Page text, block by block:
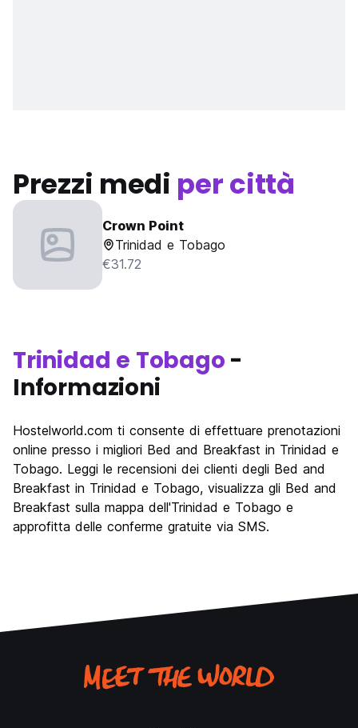
Prezzi medi per città
Crown Point
Trinidad e Tobago
€31.72
Trinidad e Tobago -
Informazioni
Hostelworld.com ti consente di effettuare prenotazioni
online presso i migliori Bed and Breakfast in Trinidad e
Tobago. Leggi le recensioni dei clienti degli Bed and
Breakfast in Trinidad e Tobago, visualizza gli Bed and
Breakfast sulla mappa dell'Trinidad e Tobago e
approfitta delle conferme gratuite via SMS.